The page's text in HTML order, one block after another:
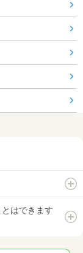
はできます